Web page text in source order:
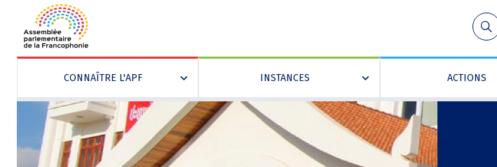
Aller
contenu
principal
CONNAÎTRE L'APF » INSTANCES » ACTIONS
Panneau de gestion des cookies